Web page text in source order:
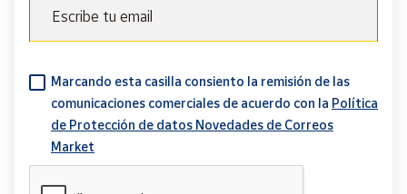
Escribe tu email
Marcando esta casilla consiento la remisión de las
comunicaciones comerciales de acuerdo con la Política
de Protección de datos Novedades de Correos
Market